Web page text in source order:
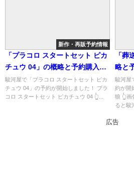
新作・再販予約情報
「プラコロ スタートセット ピカ
チュウ 04」の概略と予約購入可
能なショップ紹介！
駿河屋で「プラコロ スタートセット ピカ
チュウ 04」の予約が開始しました！ プラ
コロ スタートセット ピカチュウ 04 👆...
「葬
略と
介！
駿河屋
約が開
狼 👆画
ると駿
広告